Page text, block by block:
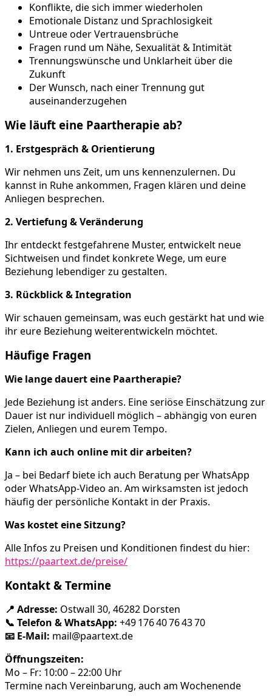
Konflikte, die sich immer wiederholen
Emotionale Distanz und Sprachlosigkeit
Untreue oder Vertrauensbrüche
Fragen rund um Nähe, Sexualität & Intimität
Trennungswünsche und Unklarheit über die
Zukunft
Der Wunsch, nach einer Trennung gut
auseinanderzugehen
Wie läuft eine Paartherapie ab?
1. Erstgespräch & Orientierung
Wir nehmen uns Zeit, um uns kennenzulernen. Du
kannst in Ruhe ankommen, Fragen klären und deine
Anliegen besprechen.
2. Vertiefung & Veränderung
Ihr entdeckt festgefahrene Muster, entwickelt neue
Sichtweisen und findet konkrete Wege, um eure
Beziehung lebendiger zu gestalten.
3. Rückblick & Integration
Wir schauen gemeinsam, was euch gestärkt hat und wie
ihr eure Beziehung weiterentwickeln möchtet.
Häufige Fragen
Wie lange dauert eine Paartherapie?
Jede Beziehung ist anders. Eine seriöse Einschätzung zur
Dauer ist nur individuell möglich – abhängig von euren
Zielen, Anliegen und eurem Tempo.
Kann ich auch online mit dir arbeiten?
Ja – bei Bedarf biete ich auch Beratung per WhatsApp
oder WhatsApp-Video an. Am wirksamsten ist jedoch
häufig der persönliche Kontakt in der Praxis.
Was kostet eine Sitzung?
Alle Infos zu Preisen und Konditionen findest du hier:
https://paartext.de/preise/
Kontakt & Termine
📍 Adresse: Ostwall 30, 46282 Dorsten
📞 Telefon & WhatsApp: +49 176 40 76 43 70
📧 E-Mail: mail@paartext.de
Öffnungszeiten:
Mo – Fr: 10:00 – 22:00 Uhr
Termine nach Vereinbarung, auch am Wochenende